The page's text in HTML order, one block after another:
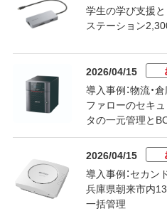
学生の学び支援
ステーション
2026/04/15
導入事例：物流・
ファローのセキ
タの一元管理と
2026/04/15
導入事例：セカン
兵庫県朝来市内
一括管理